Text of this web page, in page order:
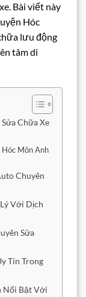
Bài viết này
Hóc
lưu động
tâm di
Chữa Xe
Hóc Môn Anh
Chuyên
Với Dịch
Sửa
Tín Trong
Nổi Bật Với